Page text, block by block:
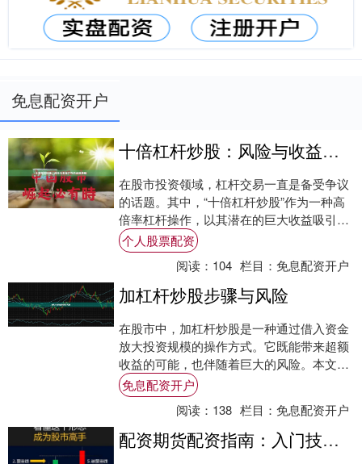
免息配资开户
十倍杠杆炒股：风险与收益并存的金融策略
在股市投资领域，杠杆交易一直是备受争议
的话题。其中，“十倍杠杆炒股”作为一种高
倍率杠杆操作，以其潜在的巨大收益吸引着
众多投资者，但同时也伴随着不容忽视的高
风险。....
个人股票配资
阅读： 104 栏目：免息配资开户
加杠杆炒股步骤与风险
在股市中，加杠杆炒股是一种通过借入资金
放大投资规模的操作方式。它既能带来超额
收益的可能，也伴随着巨大的风险。本文将
详细介绍加杠杆炒股的具体步骤与潜在风
险，帮助投....
免息配资开户
阅读： 138 栏目：免息配资开户
配资期货配资指南：入门技巧与风险提示